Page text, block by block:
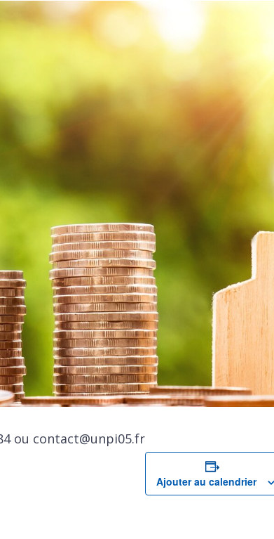
ou contact@unpi05.fr
Ajouter au calendrier